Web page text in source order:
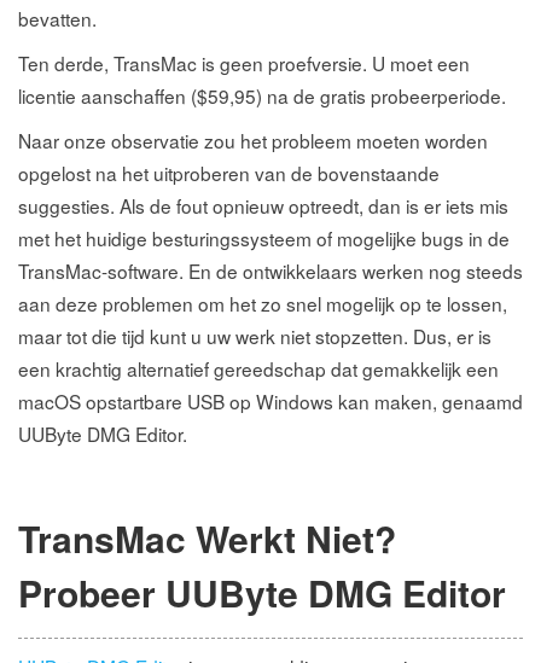
bevatten.
Ten derde, TransMac is geen proefversie. U moet een
licentie aanschaffen ($59,95) na de gratis probeerperiode.
Naar onze observatie zou het probleem moeten worden
opgelost na het uitproberen van de bovenstaande
suggesties. Als de fout opnieuw optreedt, dan is er iets mis
met het huidige besturingssysteem of mogelijke bugs in de
TransMac-software. En de ontwikkelaars werken nog steeds
aan deze problemen om het zo snel mogelijk op te lossen,
maar tot die tijd kunt u uw werk niet stopzetten. Dus, er is
een krachtig alternatief gereedschap dat gemakkelijk een
macOS opstartbare USB op Windows kan maken, genaamd
UUByte DMG Editor.
TransMac Werkt Niet?
Probeer UUByte DMG Editor